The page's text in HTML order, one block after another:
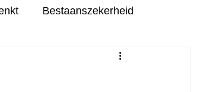
Bestaanszekerheid